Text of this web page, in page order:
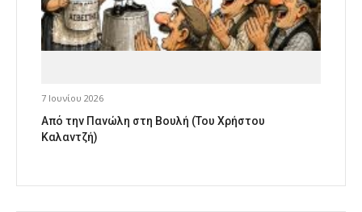
7 Ιουνίου 2026
Από την Πανώλη στη Βουλή (Του Χρήστου
Καλαντζή)